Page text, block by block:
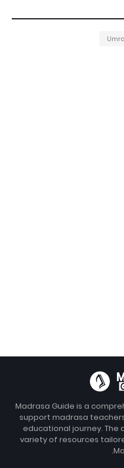
Umra
Madrasa Guide is a
support madrasa
educational journey. The
variety of resources